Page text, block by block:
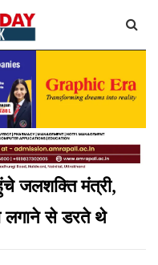
जलशक्ति मंत्री,
लगाने से डरते थे